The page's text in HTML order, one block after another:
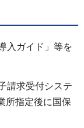
入ガイド」等を
請求受付システ
所指定後に国保